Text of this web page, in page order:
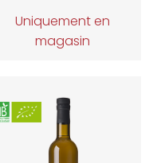
Uniquement en
magasin